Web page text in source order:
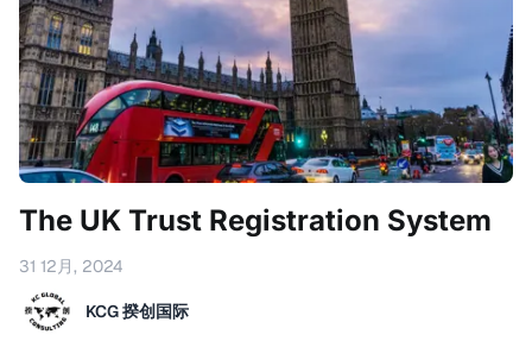
The UK Trust Registration System
31 12月, 2024
KCG 揆创国际